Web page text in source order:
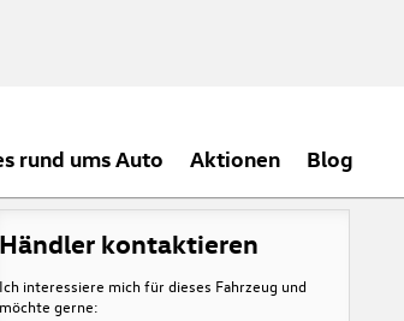
rund ums Auto Aktionen Blog
Händler kontaktieren
Ich interessiere mich für dieses Fahrzeug und
möchte gerne: